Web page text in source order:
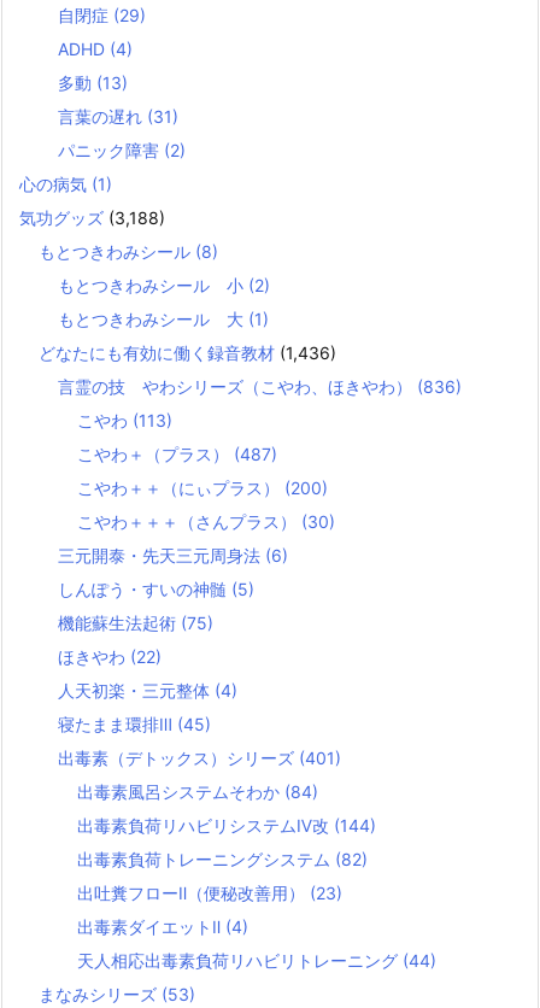
自閉症 (29)
ADHD (4)
多動 (13)
言葉の遅れ (31)
パニック障害 (2)
心の病気 (1)
気功グッズ (3,188)
もとつきわみシール (8)
もとつきわみシール 小 (2)
もとつきわみシール 大 (1)
どなたにも有効に働く録音教材 (1,436)
言霊の技 やわシリーズ（こやわ、ほきやわ） (836)
こやわ (113)
こやわ＋（プラス） (487)
こやわ＋＋（にぃプラス） (200)
こやわ＋＋＋（さんプラス） (30)
三元開泰・先天三元周身法 (6)
しんぽう・すいの神髄 (5)
機能蘇生法起術 (75)
ほきやわ (22)
人天初楽・三元整体 (4)
寝たまま環排Ⅲ (45)
出毒素（デトックス）シリーズ (401)
出毒素風呂システムそわか (84)
出毒素負荷リハビリシステムⅣ改 (144)
出毒素負荷トレーニングシステム (82)
出吐糞フローⅡ（便秘改善用） (23)
出毒素ダイエットⅡ (4)
天人相応出毒素負荷リハビリトレーニング (44)
まなみシリーズ (53)